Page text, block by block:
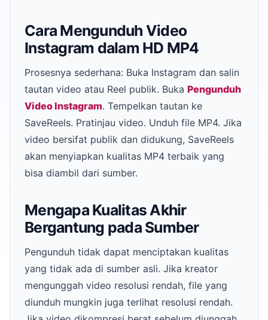
Cara Mengunduh Video
Instagram dalam HD MP4
Prosesnya sederhana: Buka Instagram dan salin
tautan video atau Reel publik. Buka Pengunduh
Video Instagram. Tempelkan tautan ke
SaveReels. Pratinjau video. Unduh file MP4. Jika
video bersifat publik dan didukung, SaveReels
akan menyiapkan kualitas MP4 terbaik yang
bisa diambil dari sumber.
Mengapa Kualitas Akhir
Bergantung pada Sumber
Pengunduh tidak dapat menciptakan kualitas
yang tidak ada di sumber asli. Jika kreator
mengunggah video resolusi rendah, file yang
diunduh mungkin juga terlihat resolusi rendah.